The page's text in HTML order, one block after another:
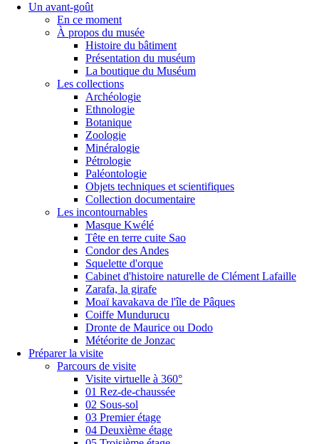
Un avant-goût
En ce moment
À propos du musée
Histoire du bâtiment
Présentation du muséum
La boutique du Muséum
Les collections
Archéologie
Ethnologie
Botanique
Zoologie
Minéralogie
Pétrologie
Paléontologie
Objets techniques et scientifiques
Collection documentaire
Les incontournables
Masque Kwélé
Tête en terre cuite Sao
Condor des Andes
Squelette d'orque
Cabinet d'histoire naturelle de Clément Lafaille
Zarafa, la girafe
Moaï kavakava de l'île de Pâques
Coiffe Mundurucu
Dronte de Maurice ou Dodo
Météorite de Jonzac
Préparer la visite
Parcours de visite
Visite virtuelle à 360°
01 Rez-de-chaussée
02 Sous-sol
03 Premier étage
04 Deuxième étage